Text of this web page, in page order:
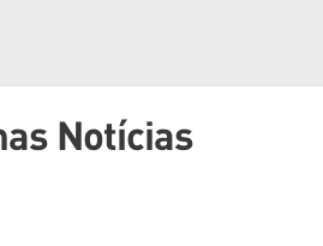
Notícias